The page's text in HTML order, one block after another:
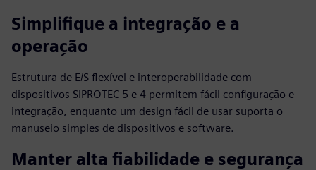
Simplifique a integração e a
operação
Estrutura de E/S flexível e interoperabilidade com
dispositivos SIPROTEC 5 e 4 permitem fácil configuração e
integração, enquanto um design fácil de usar suporta o
manuseio simples de dispositivos e software.
Manter alta fiabilidade e segurança